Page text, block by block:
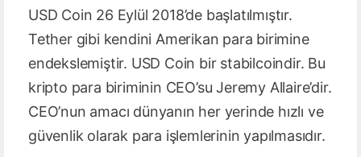
USD Coin 26 Eylül 2018’de başlatılmıştır.
Tether gibi kendini Amerikan para birimine
endekslemiştir. USD Coin bir stabilcoindir. Bu
kripto para biriminin CEO’su Jeremy Allaire’dir.
CEO’nun amacı dünyanın her yerinde hızlı ve
güvenlik olarak para işlemlerinin yapılmasıdır.